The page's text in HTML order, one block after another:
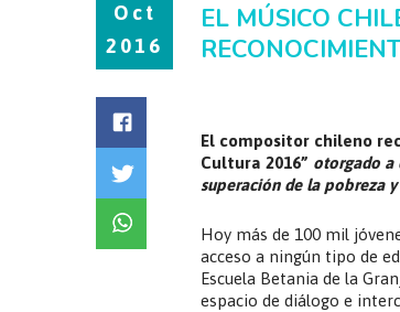
Oct
2016
EL MÚSICO
El compositor chileno
Cultura 2016” otorgado a
superación de la pobreza
Hoy más de 100 mil
acceso a ningún tipo de
Escuela Betania de la
espacio de diálogo e